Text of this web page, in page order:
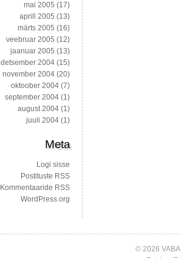
mai 2005 (17)
aprill 2005 (13)
märts 2005 (16)
veebruar 2005 (12)
jaanuar 2005 (13)
detsember 2004 (15)
november 2004 (20)
oktoober 2004 (7)
september 2004 (1)
august 2004 (1)
juuli 2004 (1)
Meta
Logi sisse
Postituste RSS
Kommentaaride RSS
WordPress.org
© 2026